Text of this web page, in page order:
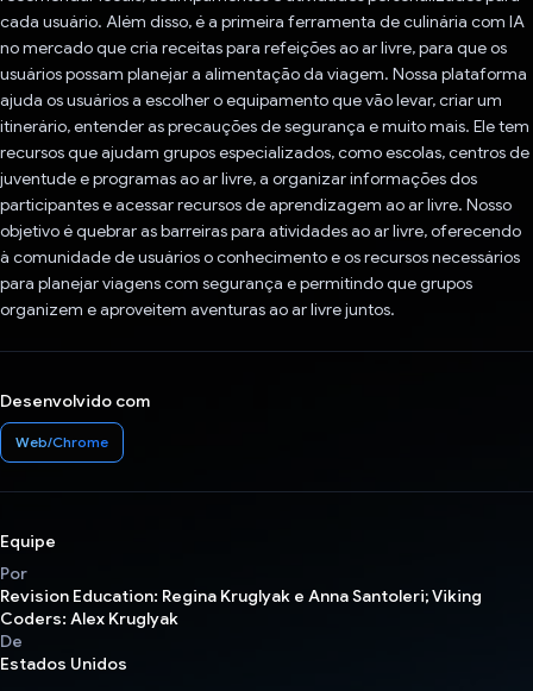
cada usuário. Além disso, é a primeira ferramenta de culinária com IA
no mercado que cria receitas para refeições ao ar livre, para que os
usuários possam planejar a alimentação da viagem. Nossa plataforma
ajuda os usuários a escolher o equipamento que vão levar, criar um
itinerário, entender as precauções de segurança e muito mais. Ele tem
recursos que ajudam grupos especializados, como escolas, centros de
juventude e programas ao ar livre, a organizar informações dos
participantes e acessar recursos de aprendizagem ao ar livre. Nosso
objetivo é quebrar as barreiras para atividades ao ar livre, oferecendo
à comunidade de usuários o conhecimento e os recursos necessários
para planejar viagens com segurança e permitindo que grupos
organizem e aproveitem aventuras ao ar livre juntos.
Desenvolvido com
Web/Chrome
Equipe
Por
Revision Education: Regina Kruglyak e Anna Santoleri; Viking
Coders: Alex Kruglyak
De
Estados Unidos